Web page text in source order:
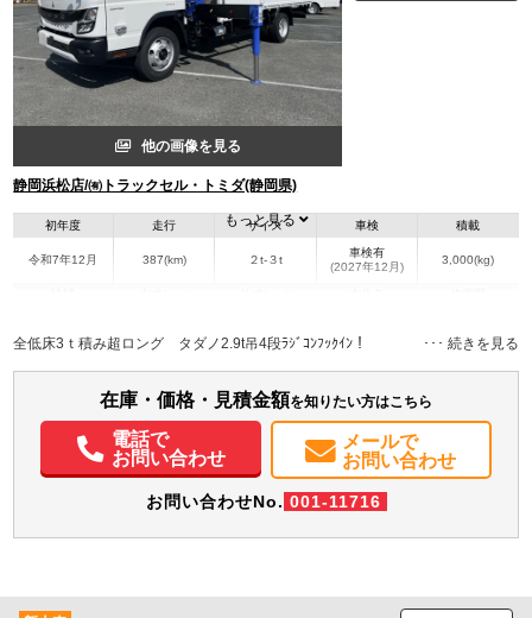
他の画像を見る
静岡浜松店/㈲トラックセル・トミダ(静岡県)
初年度
令和7年12月
走行
387(km)
サイズ
２t-３t
車検
車検有
(2027年12月)
積載
3,000(kg)
静岡県
W:2,080
H:380
W:2,222
H:2,770
無
装備情報
エアコン パワステ パワーウィンドウ ABS
電動格納ミラー
バックモニター
取扱説明書（一部含む）
メンテナンスノート（保証書）
もっと見る
全低床3ｔ積み超ロング タダノ2.9t吊4段ﾗｼﾞｺﾝﾌｯｸｲﾝ！
在庫・価格・見積金額を知りたい方はこちら
電話で
お問い合わせ
メールで
お問い合わせ
お問い合わせNo. 001-11716